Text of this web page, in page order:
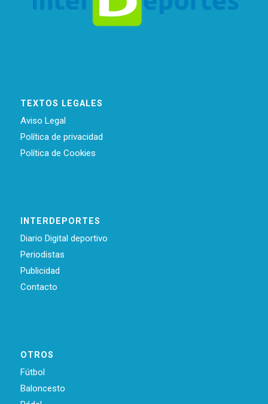
TEXTOS LEGALES
Aviso Legal
Política de privacidad
Política de Cookies
INTERDEPORTES
Diario Digital deportivo
Periodistas
Publicidad
Contacto
OTROS
Fútbol
Baloncesto